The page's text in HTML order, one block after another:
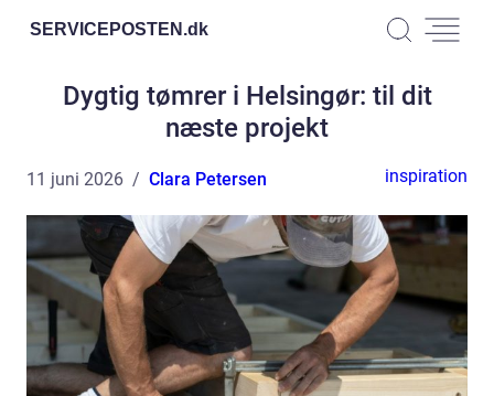
SERVICEPOSTEN.dk
Dygtig tømrer i Helsingør: til dit
næste projekt
11 juni 2026 Clara Petersen inspiration